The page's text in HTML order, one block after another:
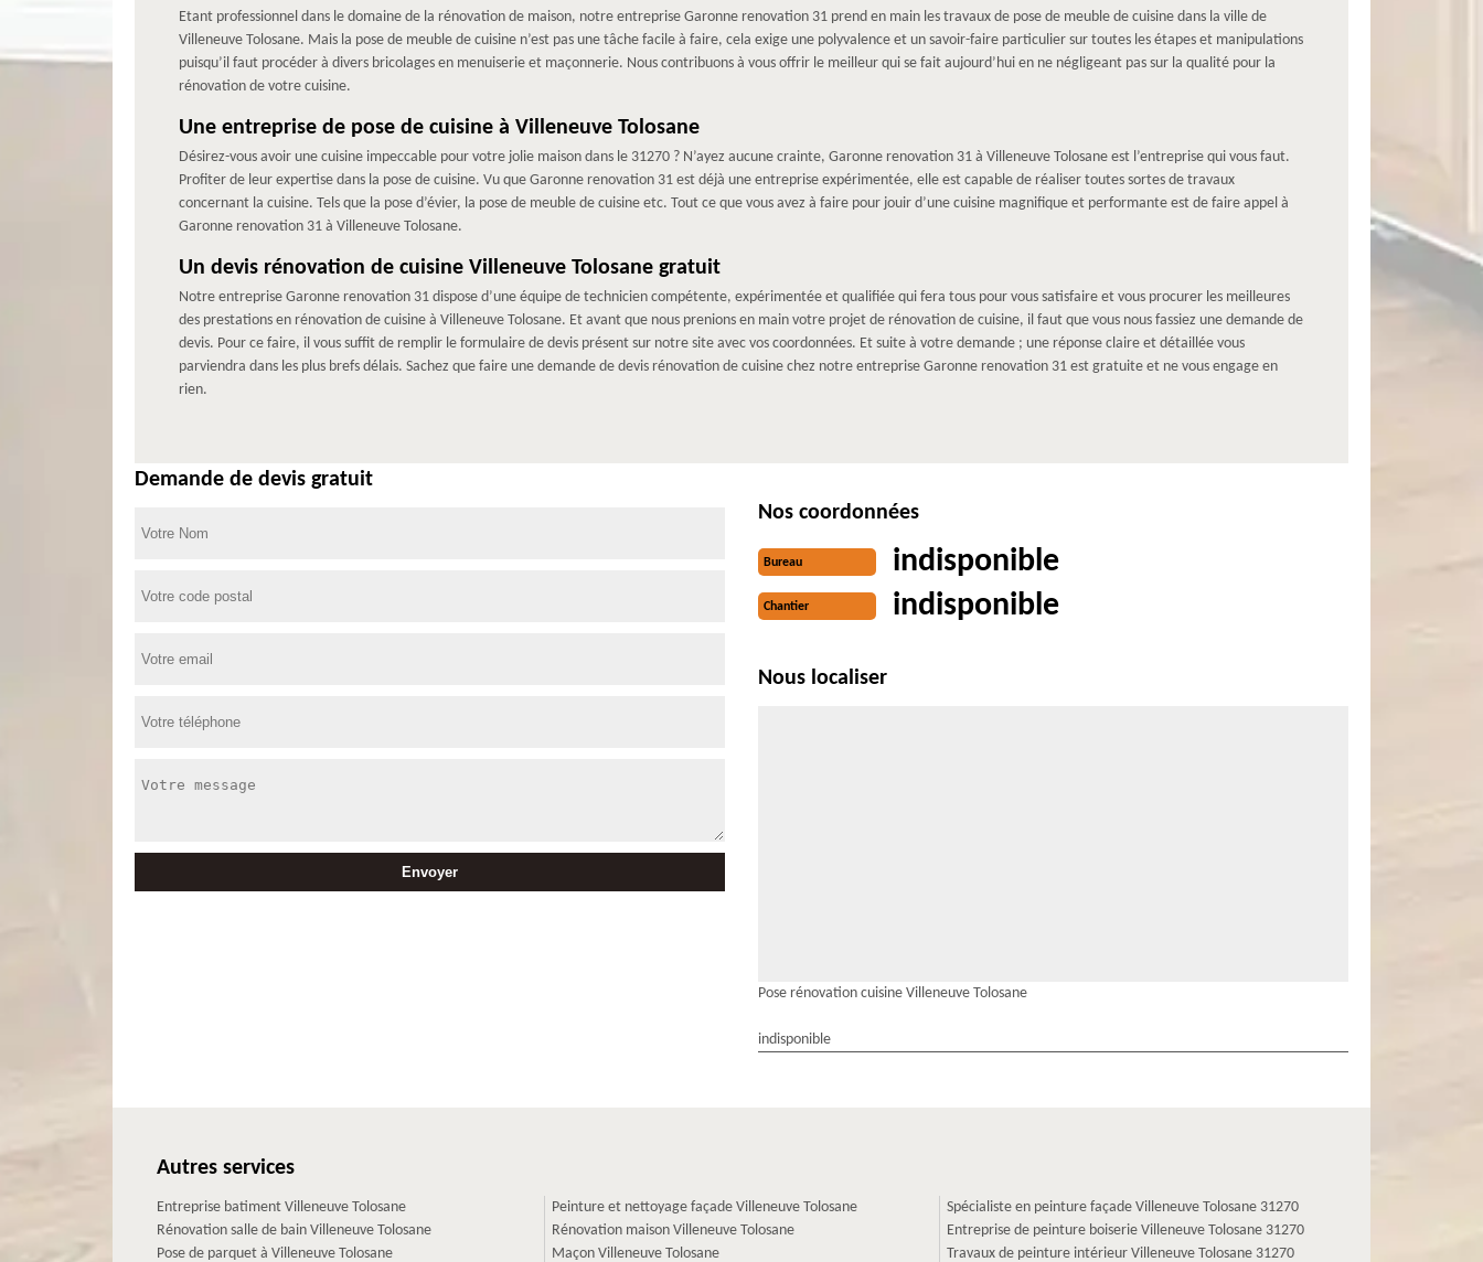
Etant professionnel dans le domaine de la rénovation de maison, notre entreprise Garonne renovation 31 prend en main les travaux de pose de meuble de cuisine dans la ville de
Villeneuve Tolosane. Mais la pose de meuble de cuisine n’est pas une tâche facile à faire, cela exige une polyvalence et un savoir-faire particulier sur toutes les étapes et manipulations
puisqu’il faut procéder à divers bricolages en menuiserie et maçonnerie. Nous contribuons à vous offrir le meilleur qui se fait aujourd’hui en ne négligeant pas sur la qualité pour la
rénovation de votre cuisine.
Une entreprise de pose de cuisine à Villeneuve Tolosane
Désirez-vous avoir une cuisine impeccable pour votre jolie maison dans le 31270 ? N’ayez aucune crainte, Garonne renovation 31 à Villeneuve Tolosane est l’entreprise qui vous faut.
Profiter de leur expertise dans la pose de cuisine. Vu que Garonne renovation 31 est déjà une entreprise expérimentée, elle est capable de réaliser toutes sortes de travaux
concernant la cuisine. Tels que la pose d’évier, la pose de meuble de cuisine etc. Tout ce que vous avez à faire pour jouir d’une cuisine magnifique et performante est de faire appel à
Garonne renovation 31 à Villeneuve Tolosane.
Un devis rénovation de cuisine Villeneuve Tolosane gratuit
Notre entreprise Garonne renovation 31 dispose d’une équipe de technicien compétente, expérimentée et qualifiée qui fera tous pour vous satisfaire et vous procurer les meilleures
des prestations en rénovation de cuisine à Villeneuve Tolosane. Et avant que nous prenions en main votre projet de rénovation de cuisine, il faut que vous nous fassiez une demande de
devis. Pour ce faire, il vous suffit de remplir le formulaire de devis présent sur notre site avec vos coordonnées. Et suite à votre demande ; une réponse claire et détaillée vous
parviendra dans les plus brefs délais. Sachez que faire une demande de devis rénovation de cuisine chez notre entreprise Garonne renovation 31 est gratuite et ne vous engage en
rien.
Demande de devis gratuit
Nos coordonnées
Bureau indisponible
Chantier indisponible
Nous localiser
Pose rénovation cuisine Villeneuve Tolosane
indisponible
Autres services
Entreprise batiment Villeneuve Tolosane
Rénovation salle de bain Villeneuve Tolosane
Pose de parquet à Villeneuve Tolosane
Peinture et nettoyage façade Villeneuve Tolosane
Rénovation maison Villeneuve Tolosane
Maçon Villeneuve Tolosane
Spécialiste en peinture façade Villeneuve Tolosane 31270
Entreprise de peinture boiserie Villeneuve Tolosane 31270
Travaux de peinture intérieur Villeneuve Tolosane 31270